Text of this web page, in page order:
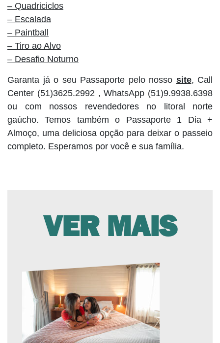
– Quadriciclos
– Escalada
– Paintball
– Tiro ao Alvo
– Desafio Noturno
Garanta já o seu Passaporte pelo nosso site, Call
Center (51)3625.2992 , WhatsApp (51)9.9938.6398
ou com nossos revendedores no litoral norte
gaúcho. Temos também o Passaporte 1 Dia +
Almoço, uma deliciosa opção para deixar o passeio
completo. Esperamos por você e sua família.
VER MAIS